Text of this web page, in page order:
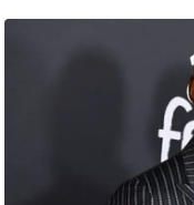
भू